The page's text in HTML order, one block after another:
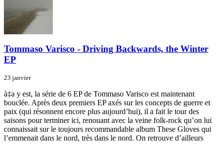
Tommaso Varisco - Driving Backwards, the Winter
EP
23 janvier
à‡a y est, la série de 6 EP de Tommaso Varisco est maintenant
bouclée. Après deux premiers EP axés sur les concepts de guerre et
paix (qui résonnent encore plus aujourd’hui), il a fait le tour des
saisons pour terminer ici, renouant avec la veine folk-rock qu’on lui
connaissait sur le toujours recommandable album These Gloves qui
l’emmenait dans le nord, très dans le nord. On retrouve d’ailleurs